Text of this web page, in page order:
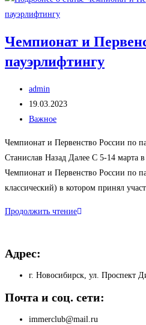
марта
Чемпионат и
пауэрлифтингу
Автор
записи:
admin
Запись
опубликована:
19.03.2023
Рубрика
Важное
Чемпионат и Первенство России по
Станислав Назад Далее С 5-14 марта
Чемпионат и Первенство России по
классический) в котором принял
Продолжить чтениеЧемпионат
Адрес:
г. Новосибирск, ул. Проспект
Почта и соц. сети:
immerclub@mail.ru